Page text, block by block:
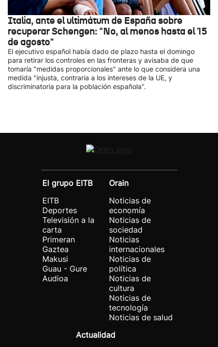
Italia, ante el ultimátum de España sobre
recuperar Schengen: "No, al menos hasta el 15
de agosto"
El ejecutivo español había dado de plazo hasta el domingo
para retirar los controles en las fronteras y avisaba de que
tomaría "medidas proporcionales" ante lo que considera una
medida "injusta, contraria a los intereses de la UE, y
discriminatoria para la población española".
El grupo EITB
EITB
Deportes
Televisión a la
carta
Primeran
Gaztea
Makusi
Guau - Gure
Audioa
Orain
Noticias de
economía
Noticias de
sociedad
Noticias
internacionales
Noticias de
política
Noticias de
cultura
Noticias de
tecnología
Noticias de salud
Actualidad